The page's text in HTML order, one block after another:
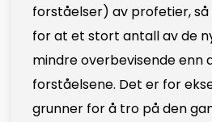
forståelser) av profetier,
for at et stort antall av de
mindre overbevisende enn
forståelsene. Det er for
grunner for å tro på den